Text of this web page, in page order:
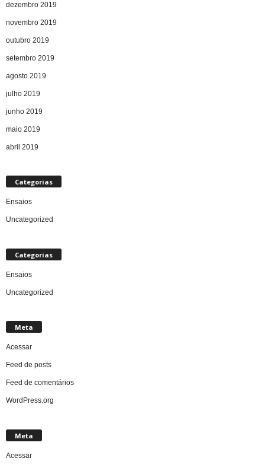
dezembro 2019
novembro 2019
outubro 2019
setembro 2019
agosto 2019
julho 2019
junho 2019
maio 2019
abril 2019
Categorias
Ensaios
Uncategorized
Categorias
Ensaios
Uncategorized
Meta
Acessar
Feed de posts
Feed de comentários
WordPress.org
Meta
Acessar